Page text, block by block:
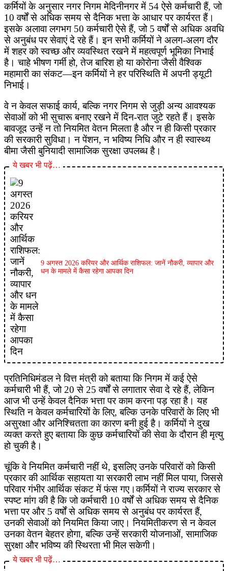
कर्मियों के अनुसार नगर निगम मेदिनीनगर में 54 ऐसे कर्मचारी हैं, जो
10 वर्षों से अधिक समय से दैनिक भत्ता के आधार पर कार्यरत हैं।
इसके अलावा लगभग 50 कर्मचारी ऐसे हैं, जो 5 वर्षों से अधिक अवधि
से अनुबंध पर सेवाएं दे रहे हैं। इन सभी कर्मियों ने अलग-अलग दौर
में शहर को स्वच्छ और व्यवस्थित रखने में महत्वपूर्ण भूमिका निभाई
है। चाहे भीषण गर्मी हो, तेज बारिश हो या कोरोना जैसी वैश्विक
महामारी का संकट—इन कर्मियों ने हर परिस्थिति में अपनी ड्यूटी
निभाई।
वे न केवल सफाई कार्य, बल्कि नगर निगम से जुड़ी अन्य आवश्यक
सेवाओं को भी सुचारू बनाए रखने में दिन-रात जुटे रहते हैं। इसके
बावजूद उन्हें न तो नियमित वेतन मिलता है और न ही किसी प्रकार
की सरकारी सुविधा। न पेंशन, न भविष्य निधि और न ही स्वास्थ्य
बीमा जैसी बुनियादी सामाजिक सुरक्षा उपलब्ध है।
ये खबर भी पढ़ें…
9 अगस्त 2026 करियर और आर्थिक राशिफल: जानें नौकरी, व्यापार और
धन के मामले में कैसा रहेगा आपका दिन
प्रतिनिधिमंडल ने वित्त मंत्री को बताया कि निगम में कई ऐसे
कर्मचारी भी हैं, जो 20 से 25 वर्षों से लगातार सेवा दे रहे हैं, लेकिन
आज भी उन्हें केवल दैनिक भत्ता पर काम करना पड़ रहा है। यह
स्थिति न केवल कर्मचारियों के लिए, बल्कि उनके परिवारों के लिए भी
असुरक्षा और अनिश्चितता का कारण बनी हुई है। कर्मियों ने दुख
व्यक्त करते हुए बताया कि कुछ कर्मचारियों की सेवा के दौरान ही मृत्यु
हो चुकी है।
चूंकि वे नियमित कर्मचारी नहीं थे, इसलिए उनके परिवारों को किसी
प्रकार की आर्थिक सहायता या सरकारी लाभ नहीं मिल पाया, जिससे
परिवार गंभीर आर्थिक संकट में फंस गए।कर्मियों ने राज्य सरकार से
स्पष्ट मांग की है कि जो कर्मचारी 10 वर्षों से अधिक समय से दैनिक
भत्ता पर और 5 वर्षों से अधिक समय से अनुबंध पर कार्यरत हैं,
उनकी सेवाओं को नियमित किया जाए। नियमितीकरण से न केवल
उनका वेतन बेहतर होगा, बल्कि उन्हें सरकारी योजनाओं, सामाजिक
सुरक्षा और भविष्य की स्थिरता भी मिल सकेगी।
ये खबर भी पढ़ें…